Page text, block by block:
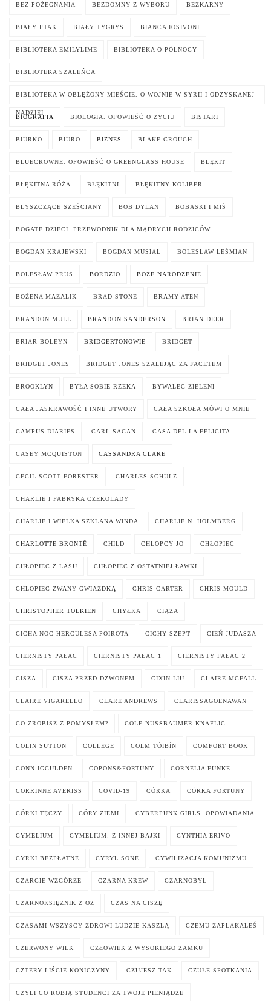
BEZ POŻEGNANIA BEZDOMNY Z WYBORU BEZKARNY
BIAŁY PTAK BIAŁY TYGRYS BIANCA IOSIVONI
BIBLIOTEKA EMILYLIME BIBLIOTEKA O PÓŁNOCY
BIBLIOTEKA SZALEŃCA
BIBLIOTEKA W OBLĘŻONY MIEŚCIE. O WOJNIE W SYRII I ODZYSKANEJ
NADZIEI
BIOGRAFIA BIOLOGIA. OPOWIEŚĆ O ŻYCIU BISTARI
BIURKO BIURO BIZNES BLAKE CROUCH
BLUECROWNE. OPOWIEŚĆ O GREENGLASS HOUSE BŁĘKIT
BŁĘKITNA RÓŻA BŁĘKITNI BŁĘKITNY KOLIBER
BŁYSZCZĄCE SZEŚCIANY BOB DYLAN BOBASKI I MIŚ
BOGATE DZIECI. PRZEWODNIK DLA MĄDRYCH RODZICÓW
BOGDAN KRAJEWSKI BOGDAN MUSIAŁ BOLESŁAW LEŚMIAN
BOLESŁAW PRUS BORDZIO BOŻE NARODZENIE
BOŻENA MAZALIK BRAD STONE BRAMY ATEN
BRANDON MULL BRANDON SANDERSON BRIAN DEER
BRIAR BOLEYN BRIDGERTONOWIE BRIDGET
BRIDGET JONES BRIDGET JONES SZALEJĄC ZA FACETEM
BROOKLYN BYŁA SOBIE RZEKA BYWALEC ZIELENI
CAŁA JASKRAWOŚĆ I INNE UTWORY CAŁA SZKOŁA MÓWI O MNIE
CAMPUS DIARIES CARL SAGAN CASA DEL LA FELICITA
CASEY MCQUISTON CASSANDRA CLARE
CECIL SCOTT FORESTER CHARLES SCHULZ
CHARLIE I FABRYKA CZEKOLADY
CHARLIE I WIELKA SZKLANA WINDA CHARLIE N. HOLMBERG
CHARLOTTE BRONTË CHILD CHŁOPCY JO CHŁOPIEC
CHŁOPIEC Z LASU CHŁOPIEC Z OSTATNIEJ ŁAWKI
CHŁOPIEC ZWANY GWIAZDKĄ CHRIS CARTER CHRIS MOULD
CHRISTOPHER TOLKIEN CHYŁKA CIĄŻA
CICHA NOC HERCULESA POIROTA CICHY SZEPT CIEŃ JUDASZA
CIERNISTY PAŁAC CIERNISTY PAŁAC 1 CIERNISTY PAŁAC 2
CISZA CISZA PRZED DZWONEM CIXIN LIU CLAIRE MCFALL
CLAIRE VIGARELLO CLARE ANDREWS CLARISSAGOENAWAN
CO ZROBISZ Z POMYSŁEM? COLE NUSSBAUMER KNAFLIC
COLIN SUTTON COLLEGE COLM TÓIBÍN COMFORT BOOK
CONN IGGULDEN COPONS&FORTUNY CORNELIA FUNKE
CORRINNE AVERISS COVID-19 CÓRKA CÓRKA FORTUNY
CÓRKI TĘCZY CÓRY ZIEMI CYBERPUNK GIRLS. OPOWIADANIA
CYMELIUM CYMELIUM: Z INNEJ BAJKI CYNTHIA ERIVO
CYRKI BEZPŁATNE CYRYL SONE CYWILIZACJA KOMUNIZMU
CZARCIE WZGÓRZE CZARNA KREW CZARNOBYL
CZARNOKSIĘŻNIK Z OZ CZAS NA CISZĘ
CZASAMI WSZYSCY ZDROWI LUDZIE KASZLĄ CZEMU ZAPŁAKAŁEŚ
CZERWONY WILK CZŁOWIEK Z WYSOKIEGO ZAMKU
CZTERY LIŚCIE KONICZYNY CZUJESZ TAK CZUŁE SPOTKANIA
CZYLI CO ROBIĄ STUDENCI ZA TWOJE PIENIĄDZE